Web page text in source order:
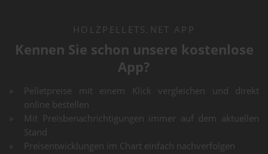
HOLZPELLETS.NET APP
Kennen Sie schon unsere kostenlose
App?
Pelletpreise mit einem Klick vergleichen und direkt
online bestellen
Mit Preisbenachrichtigungen immer auf dem aktuellen
Stand
Preisentwicklungen im Chart einfach nachverfolgen